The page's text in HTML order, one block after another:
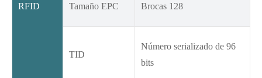
RFID Tamaño EPC Brocas 128
TID
Número serializado de 96
bits